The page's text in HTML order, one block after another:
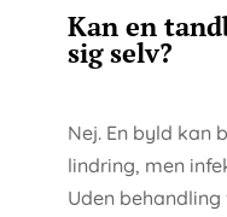
Kan en
sig selv?
Nej. En byld kan
lindring, men
Uden